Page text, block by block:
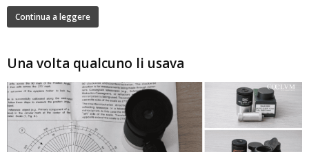
Continua a leggere
Una volta qualcuno li usava